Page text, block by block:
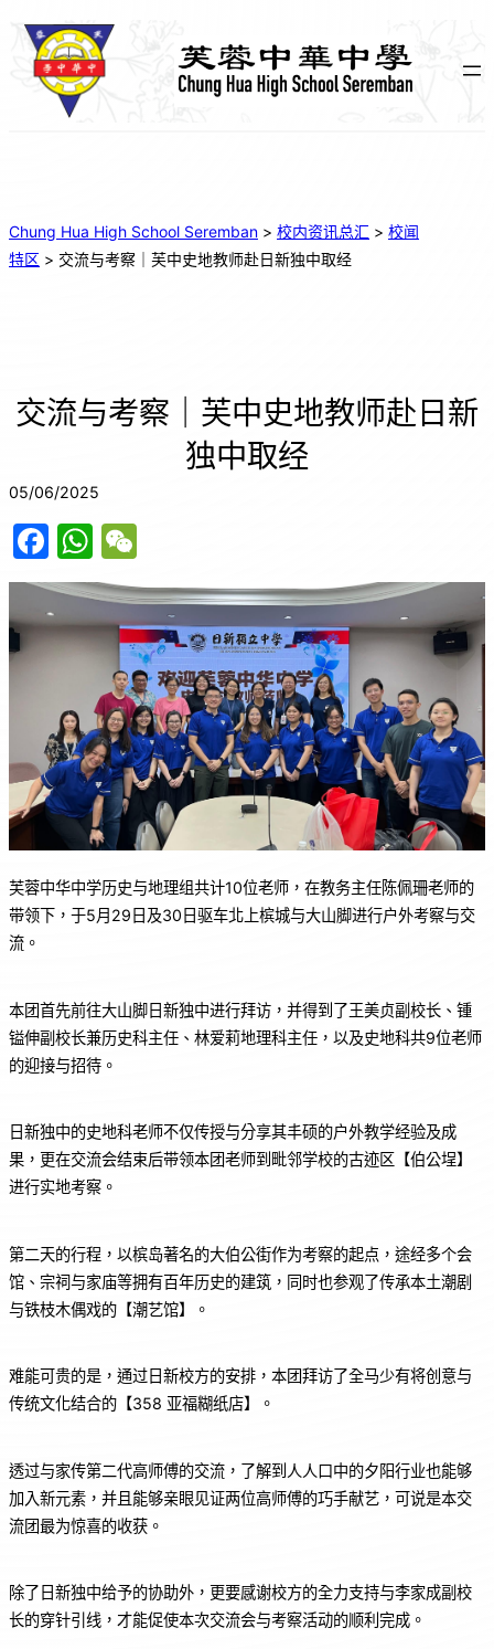
Chung Hua High School Seremban > 校内资讯总汇 > 校闻
特区 > 交流与考察｜芙中史地教师赴日新独中取经
交流与考察｜芙中史地教师赴日新
独中取经
05/06/2025
F
a
c
e
o
o
k
W
h
at
s
A
p
p
e
C
h
at
芙蓉中华中学历史与地理组共计10位老师，在教务主任陈佩珊老师的
带领下，于5月29日及30日驱车北上槟城与大山脚进行户外考察与交
流。
本团首先前往大山脚日新独中进行拜访，并得到了王美贞副校长、锺
镒伸副校长兼历史科主任、林爱莉地理科主任，以及史地科共9位老师
的迎接与招待。
日新独中的史地科老师不仅传授与分享其丰硕的户外教学经验及成
果，更在交流会结束后带领本团老师到毗邻学校的古迹区【伯公埕】
进行实地考察。
第二天的行程，以槟岛著名的大伯公街作为考察的起点，途经多个会
馆、宗祠与家庙等拥有百年历史的建筑，同时也参观了传承本土潮剧
与铁枝木偶戏的【潮艺馆】。
难能可贵的是，通过日新校方的安排，本团拜访了全马少有将创意与
传统文化结合的【358 亚福糊纸店】。
透过与家传第二代高师傅的交流，了解到人人口中的夕阳行业也能够
加入新元素，并且能够亲眼见证两位高师傅的巧手献艺，可说是本交
流团最为惊喜的收获。
除了日新独中给予的协助外，更要感谢校方的全力支持与李家成副校
长的穿针引线，才能促使本次交流会与考察活动的顺利完成。